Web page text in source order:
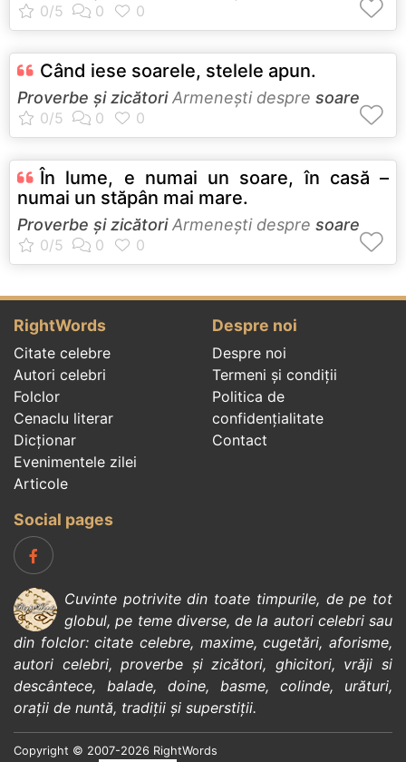
Când iese soarele, stelele apun.
Proverbe și zicătoriArmeneşti despre soare
În lume, e numai un soare, în casă –
numai un stăpân mai mare.
Proverbe și zicătoriArmeneşti despre soare
RightWords
Citate celebre
Autori celebri
Folclor
Cenaclu literar
Dicționar
Evenimentele zilei
Articole
Despre noi
Despre noi
Termeni și condiții
Politica de
confidenţialitate
Contact
Social pages
Cuvinte potrivite din toate timpurile, de pe tot
globul, pe teme diverse, de la autori celebrisau
din folclor:citate celebre, maxime,cugetări,aforisme,
autori celebri,proverbe și zicători, ghicitori, vrăji si
descântece, balade, doine, basme, colinde, urături,
orații de nuntă, tradiții și superstiții.
Copyright © 2007-2026 RightWords